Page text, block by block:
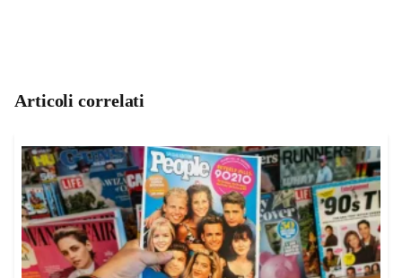
Articoli correlati